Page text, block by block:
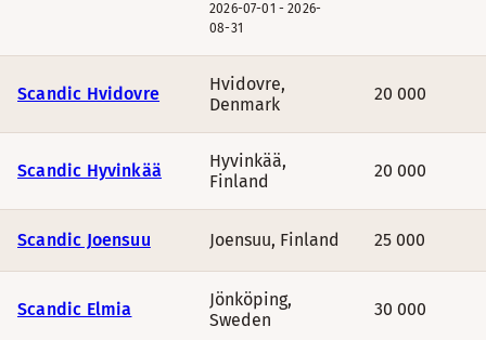
2026-07-01 -2026-
08-31
Scandic Hvidovre Hvidovre,
Denmark
20 000
Scandic Hyvinkää Hyvinkää,
Finland
20 000
Scandic Joensuu Joensuu, Finland 25 000
Scandic Elmia Jönköping,
Sweden
30 000